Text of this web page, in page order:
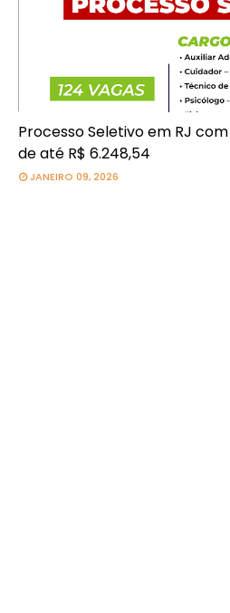
Processo Seletivo em RJ
de até R$ 6.248,54
JANEIRO 09, 2026